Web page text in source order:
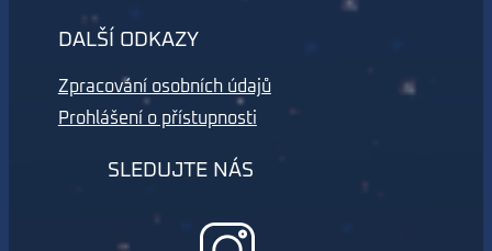
DALŠÍ ODKAZY
Zpracování osobních údajů
Prohlášení o přístupnosti
SLEDUJTE NÁS